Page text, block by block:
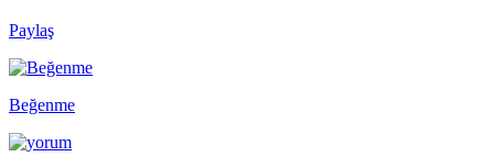
Paylaş
Beğenme